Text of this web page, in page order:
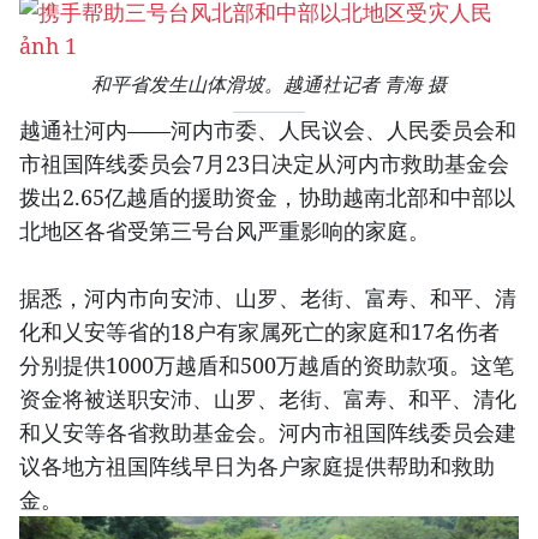
和平省发生山体滑坡。越通社记者 青海 摄
越通社河内——河内市委、人民议会、人民委员会和
市祖国阵线委员会7月23日决定从河内市救助基金会
拨出2.65亿越盾的援助资金，协助越南北部和中部以
北地区各省受第三号台风严重影响的家庭。
据悉，河内市向安沛、山罗、老街、富寿、和平、清
化和乂安等省的18户有家属死亡的家庭和17名伤者
分别提供1000万越盾和500万越盾的资助款项。这笔
资金将被送职安沛、山罗、老街、富寿、和平、清化
和乂安等各省救助基金会。河内市祖国阵线委员会建
议各地方祖国阵线早日为各户家庭提供帮助和救助
金。